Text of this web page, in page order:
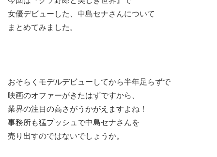
女優デビューした、中島セナさんについて
まとめてみました。
おそらくモデルデビューしてから半年足らずで
映画のオファーがきたはずですから、
業界の注目の高さがうかがえますよね！
事務所も猛プッシュで中島セナさんを
売り出すのではないでしょうか。